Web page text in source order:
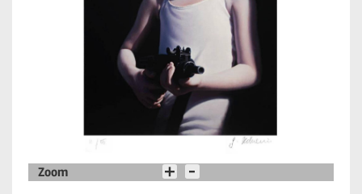
Zoom